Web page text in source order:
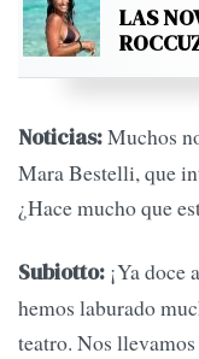
LAS
Noticias:Muchos
Mara Bestelli, que
¿Hace mucho que
Subiotto: ¡Ya doce
hemos laburado
teatro. Nos